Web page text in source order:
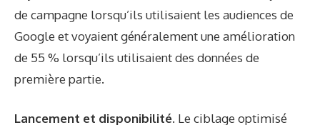
de campagne lorsqu’ils utilisaient les audiences de
Google et voyaient généralement une amélioration
de 55 % lorsqu’ils utilisaient des données de
première partie.
Lancement et disponibilité. Le ciblage optimisé